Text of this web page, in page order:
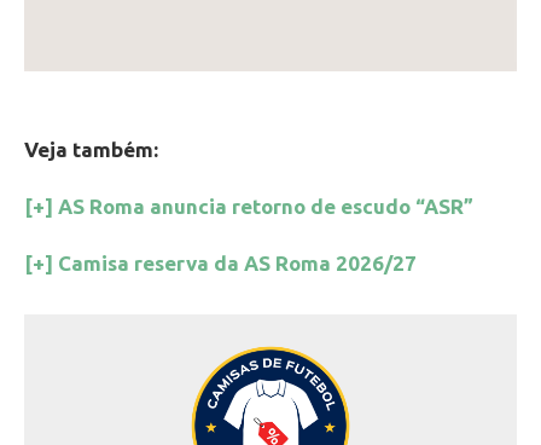
Veja também:
[+] AS Roma anuncia retorno de escudo “ASR”
[+] Camisa reserva da AS Roma 2026/27